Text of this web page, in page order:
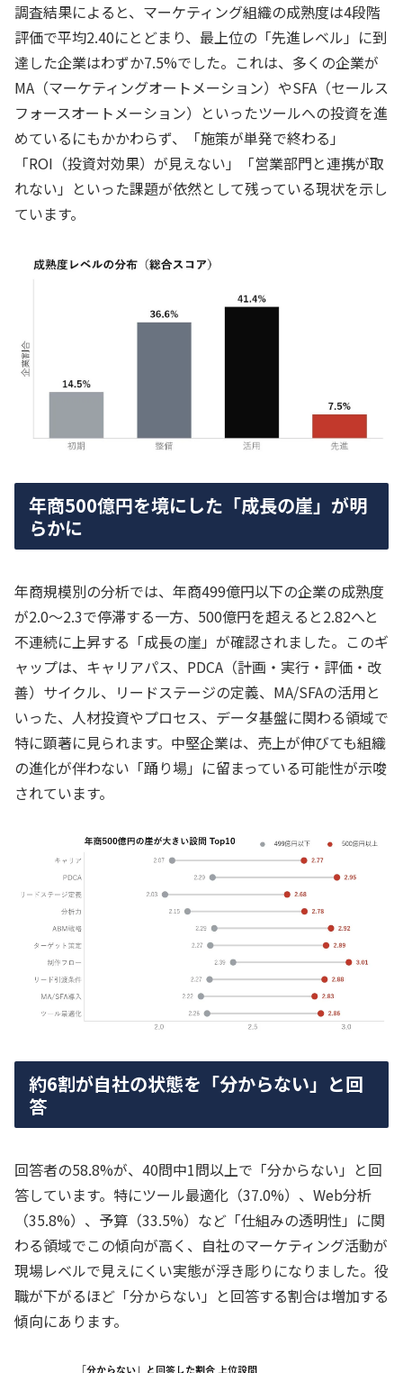
調査結果によると、マーケティング組織の成熟度は4段階
評価で平均2.40にとどまり、最上位の「先進レベル」に到
達した企業はわずか7.5%でした。これは、多くの企業が
MA（マーケティングオートメーション）やSFA（セールス
フォースオートメーション）といったツールへの投資を進
めているにもかかわらず、「施策が単発で終わる」
「ROI（投資対効果）が見えない」「営業部門と連携が取
れない」といった課題が依然として残っている現状を示し
ています。
年商500億円を境にした「成長の崖」が明
らかに
年商規模別の分析では、年商499億円以下の企業の成熟度
が2.0〜2.3で停滞する一方、500億円を超えると2.82へと
不連続に上昇する「成長の崖」が確認されました。このギ
ャップは、キャリアパス、PDCA（計画・実行・評価・改
善）サイクル、リードステージの定義、MA/SFAの活用と
いった、人材投資やプロセス、データ基盤に関わる領域で
特に顕著に見られます。中堅企業は、売上が伸びても組織
の進化が伴わない「踊り場」に留まっている可能性が示唆
されています。
約6割が自社の状態を「分からない」と回
答
回答者の58.8%が、40問中1問以上で「分からない」と回
答しています。特にツール最適化（37.0%）、Web分析
（35.8%）、予算（33.5%）など「仕組みの透明性」に関
わる領域でこの傾向が高く、自社のマーケティング活動が
現場レベルで見えにくい実態が浮き彫りになりました。役
職が下がるほど「分からない」と回答する割合は増加する
傾向にあります。